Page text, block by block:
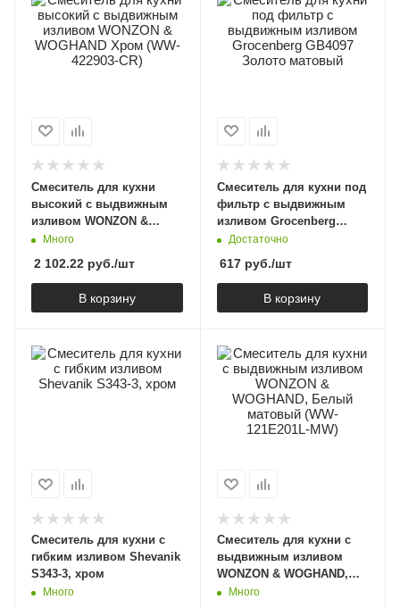
Смеситель для кухни
высокий с выдвижным
изливом WONZON &
WOGHAND Хром (WW-
Много
2 102.22 руб./шт
В корзину
Смеситель для кухни под
фильтр с выдвижным
изливом Grocenberg
GB4097 Золото матовый
Достаточно
617руб./шт
В корзину
Смеситель для кухни с
гибким изливом Shevanik
S343-3, хром
Много
Смеситель для кухни с
выдвижным изливом
WONZON & WOGHAND,
Белый матовый (WW-
Много